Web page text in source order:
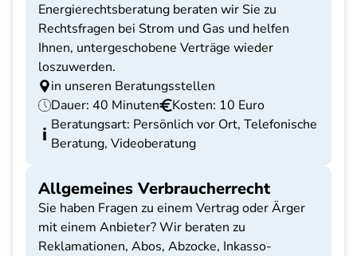
Energierechtsberatung beraten wir Sie zu
Rechtsfragen bei Strom und Gas und helfen
Ihnen, untergeschobene Verträge wieder
loszuwerden.
in unseren Beratungsstellen
Dauer: 40 Minuten
Kosten: 10 Euro
Beratungsart: Persönlich vor Ort, Telefonische
Beratung, Videoberatung
Allgemeines Verbraucherrecht
Sie haben Fragen zu einem Vertrag oder Ärger
mit einem Anbieter? Wir beraten zu
Reklamationen, Abos, Abzocke, Inkasso-